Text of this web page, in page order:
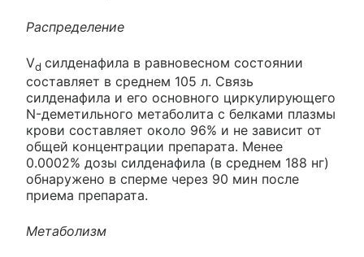
Распределение
Vd силденафила в равновесном состоянии
составляет в среднем 105 л. Связь
силденафила и его основного циркулирующего
N-деметильного метаболита с белками плазмы
крови составляет около 96% и не зависит от
общей концентрации препарата. Менее
0.0002% дозы силденафила (в среднем 188 нг)
обнаружено в сперме через 90 мин после
приема препарата.
Метаболизм